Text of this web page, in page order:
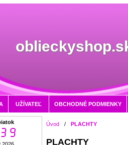
UŽÍVATEĽ OBCHODNÉ PODMIENKY
Úvod / PLACHTY
PLACHTY